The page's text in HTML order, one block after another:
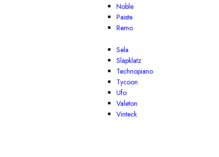
Noble
Paiste
Remo
Sela
Slapklatz
Technopiano
Tycoon
Ufo
Valeton
Vinteck